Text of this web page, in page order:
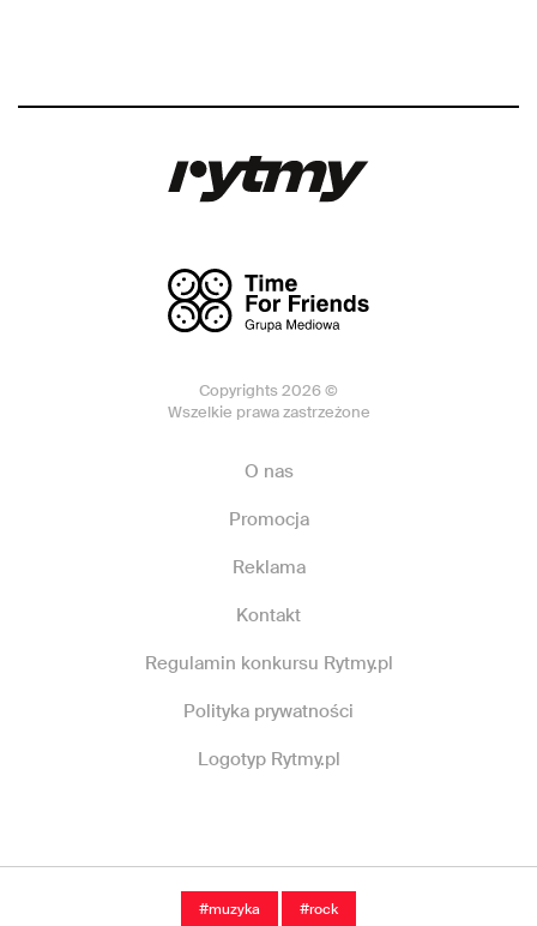
#muzyka #rock
Copyrights 2026 ©
Wszelkie prawa zastrzeżone
O nas
Promocja
Reklama
Kontakt
Regulamin konkursu Rytmy.pl
Polityka prywatności
Logotyp Rytmy.pl